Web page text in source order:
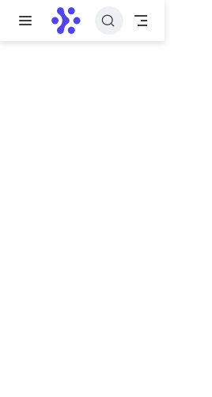
跳至主要內容